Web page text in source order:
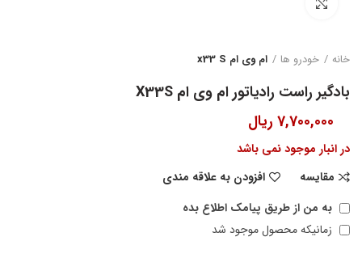
خانه خودرو ها ام وی ام x33 S
بادگیر راست رادیاتور ام وی ام X33S
7,700,000 ریال
در انبار موجود نمی باشد
مقایسه
افزودن به علاقه مندی
به من از طریق پیامک اطلاع بده
زمانیکه محصول موجود شد